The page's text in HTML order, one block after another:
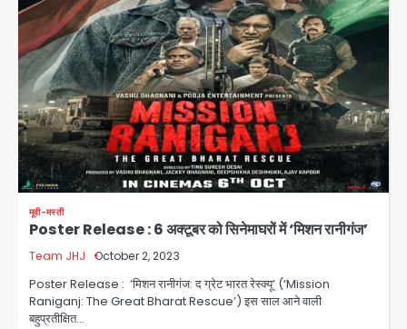
मूवी-मस्ती
Poster Release : 6 अक्टूबर को सिनेमाघरों में ‘मिशन रानीगंज’
Team JHJ October 2, 2023
Poster Release : ‘मिशन रानीगंज: द ग्रेट भारत रेस्क्यू’ (‘Mission
Raniganj: The Great Bharat Rescue’) इस साल आने वाली
बहुप्रतीक्षित…
3
युवा इनोवेटरों की सोच से हाईटेक होगी दिल्ली
पुलिस
Team JHJ
4
सुदर्शन शक्ति-वी अभ्यास में मॉक आॅपरेशन
Team JHJ
एयरपोर्ट का फर्जी कर्मचारी बनकर 3 लाख
उड़ाए, अब पहुंचा सलाखों के पीछे
Team JHJ